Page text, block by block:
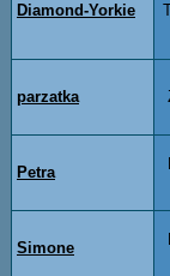
Diamond-Yorkie
parzatka
Petra
Simone